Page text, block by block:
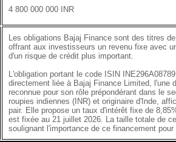
4 800 000 000 INR
Les obligations Bajaj Finance sont des titres
offrant aux investisseurs un revenu fixe avec
d'un risque de crédit plus important.
L'obligation portant le code ISIN
directement liée à Bajaj Finance Limited, l'une
reconnue pour son rôle prépondérant dans le
roupies indiennes (INR) et originaire d'Inde,
pair. Elle propose un taux d'intérêt fixe de
est fixée au 21 juillet 2026. La taille totale de
soulignant l'importance de ce financement